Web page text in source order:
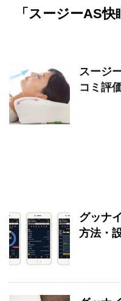
「スージーAS
スージ
コミ評
グッナ
方法・